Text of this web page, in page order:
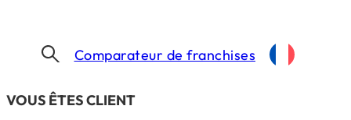
​VOUS ÊTES CLIENT
Comparateur de franchises